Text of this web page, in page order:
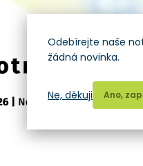
Odebírejte naše
žádná novinka.
Ano,
Ne, děkuji